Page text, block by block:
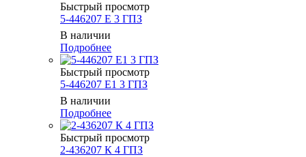
Быстрый просмотр
5-446207 E 3 ГПЗ
В наличии
Подробнее
Быстрый просмотр
5-446207 Е1 3 ГПЗ
В наличии
Подробнее
Быстрый просмотр
2-436207 К 4 ГПЗ